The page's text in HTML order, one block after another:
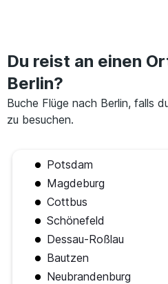
Du reist an einen
Berlin?
Buche Flüge nach Berlin, falls
zu besuchen.
Potsdam
Magdeburg
Cottbus
Schönefeld
Dessau-Roßlau
Bautzen
Neubrandenburg